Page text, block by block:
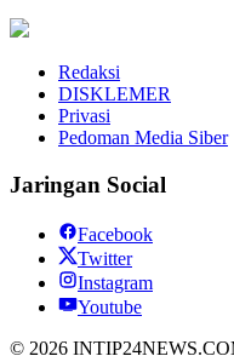
Redaksi
DISKLEMER
Privasi
Pedoman Media Siber
Jaringan Social
Facebook
Twitter
Instagram
Youtube
© 2026